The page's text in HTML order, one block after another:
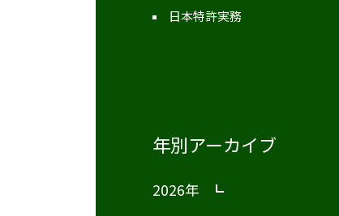
日本特許実務
年別アーカイブ
2026年